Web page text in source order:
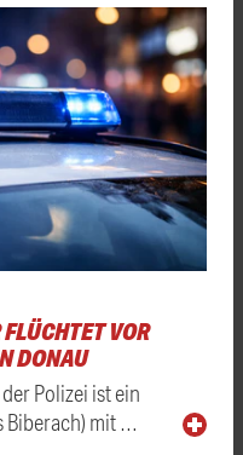
VOR
DONAU
Polizei ist ein
Biberach) mit …